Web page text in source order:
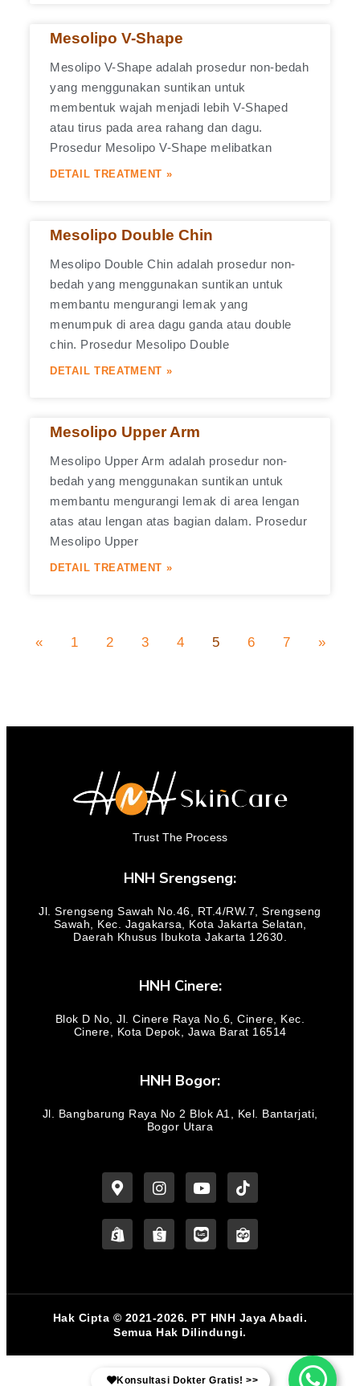
Mesolipo V-Shape
Mesolipo V-Shape adalah prosedur non-bedah
yang menggunakan suntikan untuk
membentuk wajah menjadi lebih V-Shaped
atau tirus pada area rahang dan dagu.
Prosedur Mesolipo V-Shape melibatkan
DETAIL TREATMENT »
Mesolipo Double Chin
Mesolipo Double Chin adalah prosedur non-
bedah yang menggunakan suntikan untuk
membantu mengurangi lemak yang
menumpuk di area dagu ganda atau double
chin. Prosedur Mesolipo Double
DETAIL TREATMENT »
Mesolipo Upper Arm
Mesolipo Upper Arm adalah prosedur non-
bedah yang menggunakan suntikan untuk
membantu mengurangi lemak di area lengan
atas atau lengan atas bagian dalam. Prosedur
Mesolipo Upper
DETAIL TREATMENT »
« 1 2 3 4 5 6 7 »
Trust The Process
HNH Srengseng:
Jl. Srengseng Sawah No.46, RT.4/RW.7, Srengseng
Sawah, Kec. Jagakarsa, Kota Jakarta Selatan,
Daerah Khusus Ibukota Jakarta 12630.
HNH Cinere:
Blok D No, Jl. Cinere Raya No.6, Cinere, Kec.
Cinere, Kota Depok, Jawa Barat 16514
HNH Bogor:
Jl. Bangbarung Raya No 2 Blok A1, Kel. Bantarjati,
Bogor Utara
Hak Cipta © 2021-2026. PT HNH Jaya Abadi.
Semua Hak Dilindungi.
Konsultasi Dokter Gratis! >>